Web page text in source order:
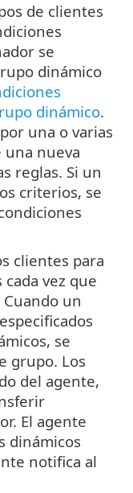
de clientes
se
dinámico
dinámico.
una o varias
una nueva
reglas. Si un
criterios, se
clientes para
vez que
Cuando un
se
grupo. Los
del agente,
El agente
dinámicos
notifica al